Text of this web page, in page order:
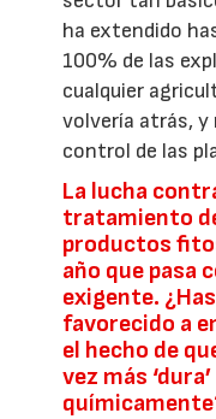
ha extendido
100% de las
cualquier
volvería atrás, y
control de las
La lucha
tratamiento
productos
año que pasa
exigente.
favorecido a
el hecho de
vez más